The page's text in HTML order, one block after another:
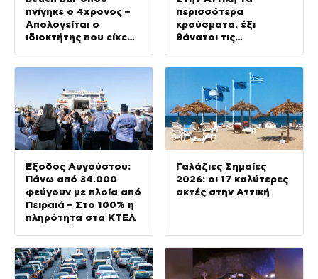
πνίγηκε ο 4χρονος –
Απολογείται ο
ιδιοκτήτης που είχε
περισσότερα
κρούσματα, έξι
θάνατοι τις
Έξοδος Αυγούστου:
Πάνω από 34.000
φεύγουν με πλοία από
Πειραιά – Στο 100% η
πληρότητα στα ΚΤΕΛ
Γαλάζιες Σημαίες
2026: οι 17 καλύτερες
ακτές στην Αττική